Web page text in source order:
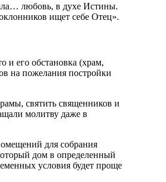
любовь, в духе Истины.
ищет себе Отец».
и его обстановка (храм,
на пожелания постройки
святить священников и
молитву даже в
для собрания
дом в определенный
условия будет проще